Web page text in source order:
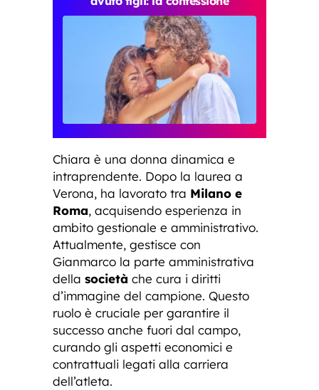
Chiara è una donna dinamica e
intraprendente. Dopo la laurea a
Verona, ha lavorato tra Milano e
Roma, acquisendo esperienza in
ambito gestionale e amministrativo.
Attualmente, gestisce con
Gianmarco la parte amministrativa
della società che cura i diritti
d’immagine del campione. Questo
ruolo è cruciale per garantire il
successo anche fuori dal campo,
curando gli aspetti economici e
contrattuali legati alla carriera
dell’atleta.